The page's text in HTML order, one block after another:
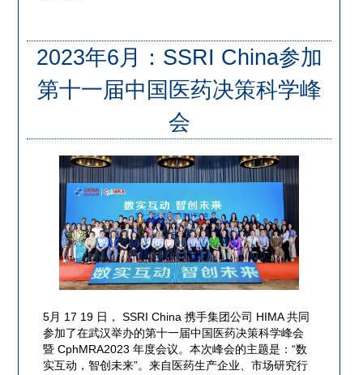
2023年6月：SSRI China参加
第十一届中国医药决策科学峰
会
5月 17 19 日， SSRI China 携手集团公司 HIMA 共同
参加了在武汉举办的第十一届中国医药决策科学峰会
暨 CphMRA2023 年度会议。本次峰会的主题是：“数
实互动，智创未来”。来自医药生产企业、市场研究行